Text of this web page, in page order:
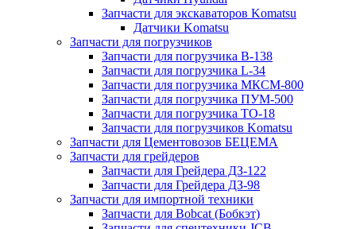
Запчасти для экскаваторов Komatsu
Датчики Komatsu
Запчасти для погрузчиков
Запчасти для погрузчика B-138
Запчасти для погрузчика L-34
Запчасти для погрузчика МКСМ-800
Запчасти для погрузчика ПУМ-500
Запчасти для погрузчика ТО-18
Запчасти для погрузчиков Komatsu
Запчасти для Цементовозов БЕЦЕМА
Запчасти для грейдеров
Запчасти для Грейдера ДЗ-122
Запчасти для Грейдера ДЗ-98
Запчасти для импортной техники
Запчасти для Bobcat (Бобкэт)